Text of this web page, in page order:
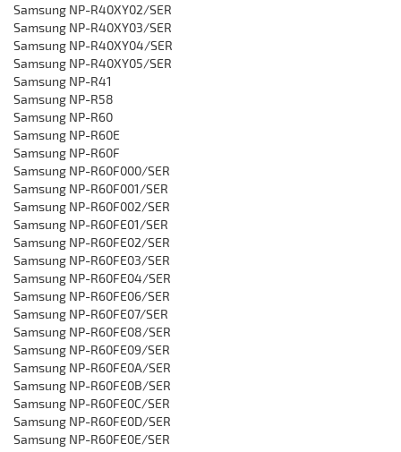
Samsung ‎NP-R40XY02/SER
Samsung ‎NP-R40XY03/SER
Samsung ‎NP-R40XY04/SER
Samsung ‎NP-R40XY05/SER‎
Samsung NP-R41
Samsung NP-R58
Samsung NP-R60
‎Samsung NP-R60E
Samsung NP-R60F
Samsung NP-R60F000/SER
‎Samsung NP-R60F001/SER
‎Samsung NP-R60F002/SER
‎Samsung NP-R60FE01/SER
‎Samsung NP-R60FE02/SER
‎Samsung NP-R60FE03/SER
‎Samsung NP-R60FE04/SER
‎Samsung NP-R60FE06/SER
‎Samsung NP-R60FE07/SER
‎Samsung NP-R60FE08/SER
‎Samsung NP-R60FE09/SER
‎Samsung NP-R60FE0A/SER
‎Samsung NP-R60FE0B/SER
‎Samsung NP-R60FE0C/SER
‎Samsung NP-R60FE0D/SER
‎Samsung NP-R60FE0E/SER